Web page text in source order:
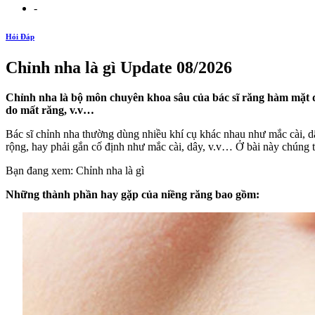
-
Hỏi Đáp
Chỉnh nha là gì Update 08/2026
Chỉnh nha là bộ môn chuyên khoa sâu của bác sĩ răng hàm
do mất răng, v.v…
Bác sĩ chỉnh nha thường dùng nhiều khí cụ khác nhau như mắc
rộng, hay phải gắn cố định như mắc cài, dây, v.v… Ở bài này
Bạn đang xem: Chỉnh nha là gì
Những thành phần hay gặp của niềng răng bao gồm: